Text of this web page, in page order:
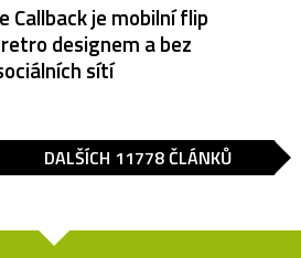
Callback je mobilní flip
designem a bez
sítí
DALŠÍCH 11778 ČLÁNKŮ